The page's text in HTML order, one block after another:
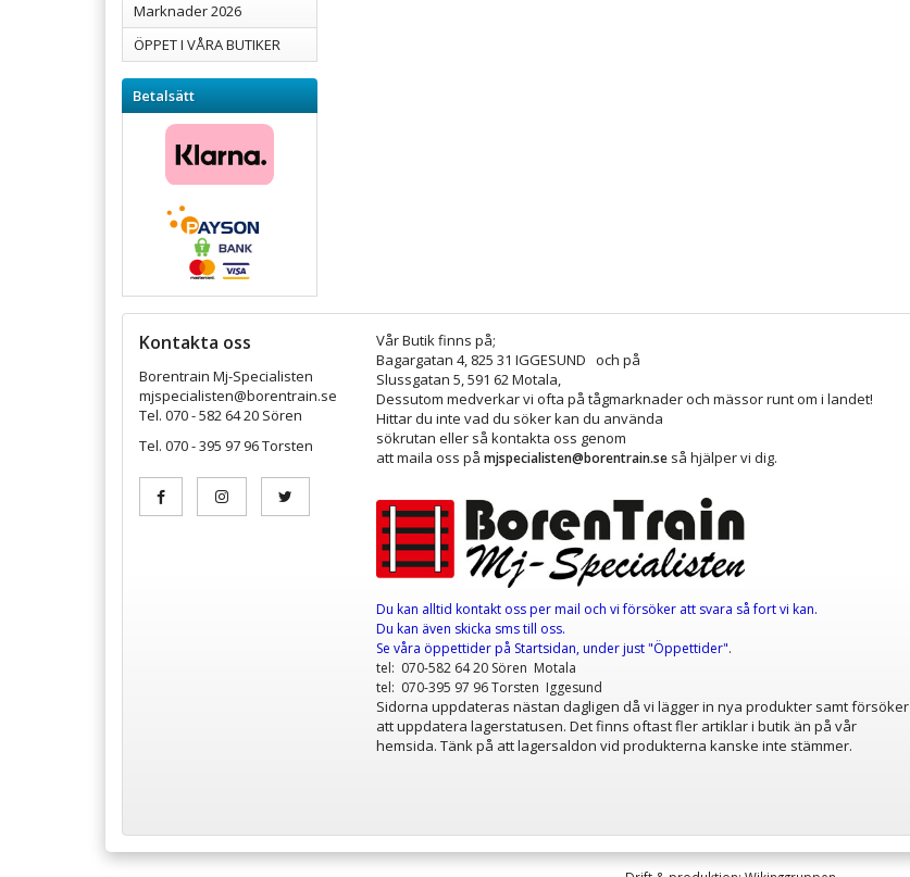
Marknader 2026
ÖPPET I VÅRA BUTIKER
Betalsätt
Kontakta oss
Borentrain Mj-Specialisten
mjspecialisten@borentrain.se
Tel. 070 - 582 64 20 Sören
Tel. 070 - 395 97 96 Torsten
Vår Butik finns på;
Bagargatan 4, 825 31 IGGESUND och på
Slussgatan 5, 591 62 Motala,
Dessutom medverkar vi ofta på tågmarknader och mässor runt om i landet!
Hittar du inte vad du söker kan du använda
sökrutan eller så kontakta oss genom
att maila oss på mjspecialisten@borentrain.se så hjälper vi dig.
Du kan alltid kontakt oss per mail och vi försöker att svara så fort vi kan.
Du kan även skicka sms till oss.
Se våra öppettiderpå Startsidan, under just "Öppettider".
tel: 070-582 64 20 Sören Motala
tel: 070-395 97 96 Torsten Iggesund
Sidorna uppdateras nästan dagligen då vi lägger in nya produkter samt försöker
att uppdatera lagerstatusen. Det finns oftast fler artiklar i butik än på vår
hemsida. Tänk på att lagersaldon vid produkterna kanske inte stämmer.